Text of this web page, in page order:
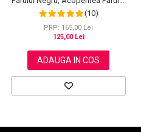
Alb, Regenerare cu Ghimbir, 500
ml
(10)
PRP: 165,00 Lei
125,00 Lei
ADAUGA IN COS